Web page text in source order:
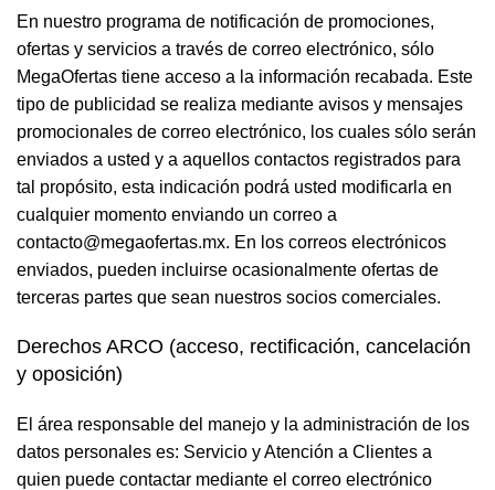
En nuestro programa de notificación de promociones,
ofertas y servicios a través de correo electrónico, sólo
MegaOfertas tiene acceso a la información recabada. Este
tipo de publicidad se realiza mediante avisos y mensajes
promocionales de correo electrónico, los cuales sólo serán
enviados a usted y a aquellos contactos registrados para
tal propósito, esta indicación podrá usted modificarla en
cualquier momento enviando un correo a
contacto@megaofertas.mx. En los correos electrónicos
enviados, pueden incluirse ocasionalmente ofertas de
terceras partes que sean nuestros socios comerciales.
Derechos ARCO (acceso, rectificación, cancelación
y oposición)
El área responsable del manejo y la administración de los
datos personales es: Servicio y Atención a Clientes a
quien puede contactar mediante el correo electrónico